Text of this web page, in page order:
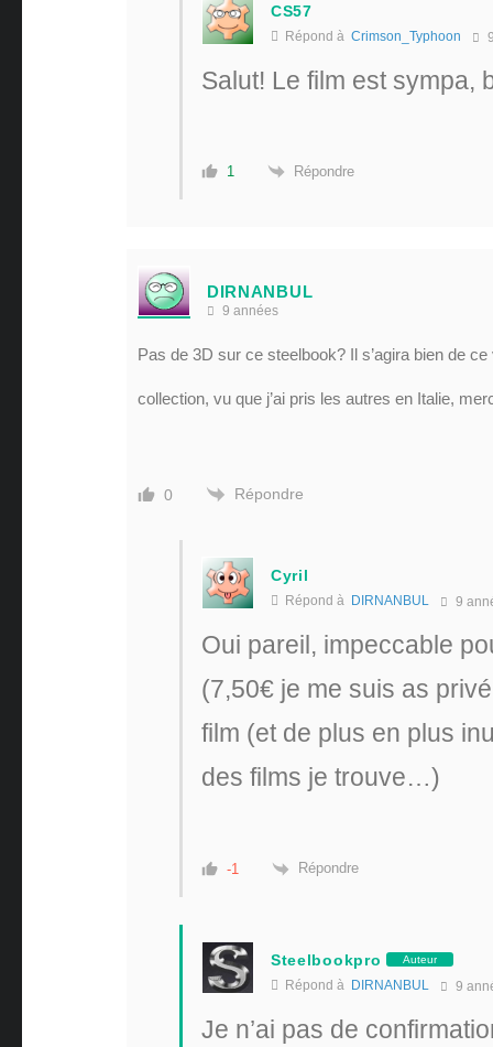
CS57
Répond à Crimson_Typhoon
Salut! Le film est sympa,
1 Répondre
DIRNANBUL
9 années
Pas de 3D sur ce steelbook? Il s’agira bien de
collection, vu que j’ai pris les autres en Italie,
0 Répondre
Cyril
Répond à DIRNANBUL 9
Oui pareil, impeccable
(7,50€ je me suis as
film (et de plus en plus
des films je trouve…)
-1 Répondre
Steelbookpro Auteur
Répond à DIRNANBUL 9
Je n’ai pas de